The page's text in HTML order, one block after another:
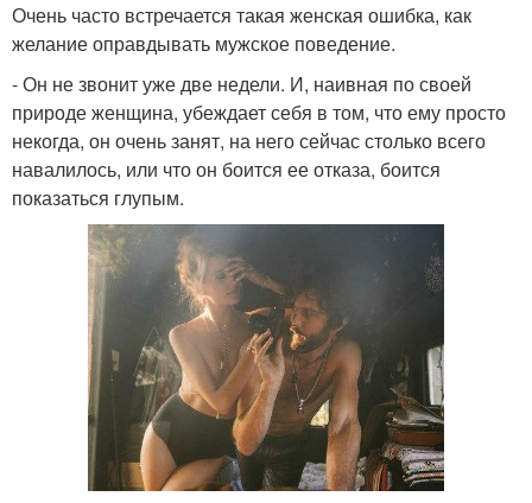
Очень часто встречается такая женская ошибка, как
желание оправдывать мужское поведение.
- Он не звонит уже две недели. И, наивная по своей
природе женщина, убеждает себя в том, что ему просто
некогда, он очень занят, на него сейчас столько всего
навалилось, или что он боится ее отказа, боится
показаться глупым.